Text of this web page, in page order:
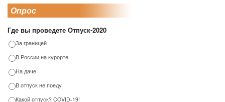
Опрос
Где вы проведете Отпуск-2020
За границей
В России на курорте
На даче
В отпуск не поеду
Какой отпуск? COVID-19!